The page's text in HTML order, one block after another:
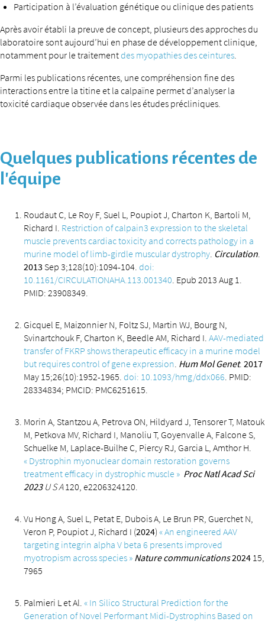
Participation à l’évaluation génétique ou clinique des patients
Après avoir établi la preuve de concept, plusieurs des approches du
laboratoire sont aujourd’hui en phase de développement clinique,
notamment pour le traitementdes myopathies des ceintures.
Parmi les publications récentes, une compréhension fine des
interactions entre la titine et la calpaïne permet d’analyser la
toxicité cardiaque observée dans les études précliniques.
Quelques publications récentes de
l’équipe
Roudaut C, Le Roy F, Suel L, Poupiot J, Charton K, Bartoli M,
Richard I. Restriction of calpain3 expression to the skeletal
muscle prevents cardiac toxicity and corrects pathology in a
murine model of limb-girdle muscular dystrophy. Circulation.
2013 Sep 3;128(10):1094-104. doi:
10.1161/CIRCULATIONAHA.113.001340. Epub 2013 Aug 1.
PMID: 23908349.
Gicquel E, Maizonnier N, Foltz SJ, Martin WJ, Bourg N,
Svinartchouk F, Charton K, Beedle AM, Richard I. AAV-mediated
transfer of FKRP shows therapeutic efficacy in a murine model
but requires control of gene expression. Hum Mol Genet. 2017
May 15;26(10):1952-1965. doi: 10.1093/hmg/ddx066. PMID:
28334834; PMCID: PMC6251615.
Morin A, Stantzou A, Petrova ON, Hildyard J, Tensorer T, Matouk
M, Petkova MV, Richard I, Manoliu T, Goyenvalle A, Falcone S,
Schuelke M, Laplace-Builhe C, Piercy RJ, Garcia L, Amthor H.
« Dystrophin myonuclear domain restoration governs
treatment efficacy in dystrophic muscle » Proc Natl Acad Sci
2023U S A120, e2206324120.
Vu Hong A, Suel L, Petat E, Dubois A, Le Brun PR, Guerchet N,
Veron P, Poupiot J, Richard I (2024) « An engineered AAV
targeting integrin alpha V beta 6 presents improved
myotropism across species » Nature communications2024 15,
7965
Palmieri L et Al. « In Silico Structural Prediction for the
Generation of Novel Performant Midi-Dystrophins Based on